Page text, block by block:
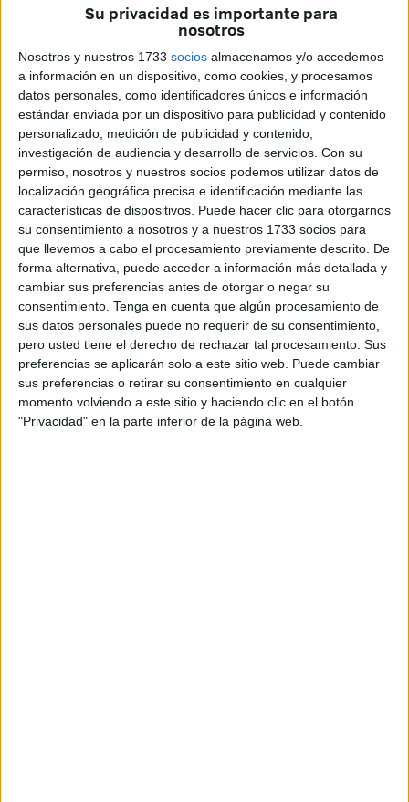
Su privacidad es importante para
nosotros
Nosotros y nuestros 1733 socios almacenamos y/o accedemos
a información en un dispositivo, como cookies, y procesamos
datos personales, como identificadores únicos e información
estándar enviada por un dispositivo para publicidad y contenido
personalizado, medición de publicidad y contenido,
investigación de audiencia y desarrollo de servicios. Con su
permiso, nosotros y nuestros socios podemos utilizar datos de
localización geográfica precisa e identificación mediante las
características de dispositivos. Puede hacer clic para otorgarnos
su consentimiento a nosotros y a nuestros 1733 socios para
que llevemos a cabo el procesamiento previamente descrito. De
forma alternativa, puede acceder a información más detallada y
cambiar sus preferencias antes de otorgar o negar su
consentimiento. Tenga en cuenta que algún procesamiento de
sus datos personales puede no requerir de su consentimiento,
pero usted tiene el derecho de rechazar tal procesamiento. Sus
preferencias se aplicarán solo a este sitio web. Puede cambiar
sus preferencias o retirar su consentimiento en cualquier
momento volviendo a este sitio y haciendo clic en el botón
"Privacidad" en la parte inferior de la página web.
una política pública integral que busca reconocer el
cuidado como un pilar esencial del Estado del Bienestar.
Enmarcado en las actuaciones de laConsejería de
Sanidad y Servicios Sociales, este programa pretende
articular un sistema de cuidado profesional que dignifique
el sector y promueva un reparto equitativo de las tareas
domésticas.
A través de la ayuda a domicilio Ceuta Plan
Corresponsables, se habilitan servicios de cuidado de
calidad que pueden prestarse directamente en el hogar por
un número determinado de horas semanales.
El objetivo es claro: que ninguna familia ceutí tenga que
elegir entre su desarrollo profesional y el bienestar de sus
hijos menores de 16 años.